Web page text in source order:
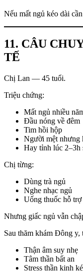
Nếu mất ngủ kéo dài
11. CÂU
TẾ
Chị Lan — 45 tuổi.
Triệu chứng:
Mất ngủ nhiều
Đầu nóng về đêm
Tim hồi hộp
Người mệt nhưng
Hay tỉnh lúc 2–3h
Chị từng:
Dùng trà ngủ
Nghe nhạc ngủ
Uống thuốc hỗ
Nhưng giấc ngủ vẫn
Sau thăm khám Đông y,
Thận âm suy nhẹ
Tâm thần bất an
Stress thần kinh